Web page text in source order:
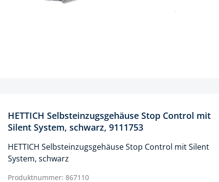
HETTICH Selbsteinzugsgehäuse Stop Control mit
Silent System, schwarz, 9111753
HETTICH Selbsteinzugsgehäuse Stop Control mit Silent
System, schwarz
Produktnummer: 867110